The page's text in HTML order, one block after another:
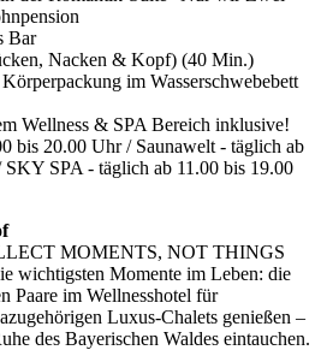
Bar
Nacken & Kopf) (40 Min.)
im Wasserschwebebett
Wellness & SPA Bereich inklusive!
bis 20.00 Uhr / Saunawelt - täglich ab
SPA - täglich ab 11.00 bis 19.00
MOMENTS, NOT THINGS
wichtigsten Momente im Leben: die
Paare im Wellnesshotel für
Luxus-Chalets genießen –
des Bayerischen Waldes eintauchen.